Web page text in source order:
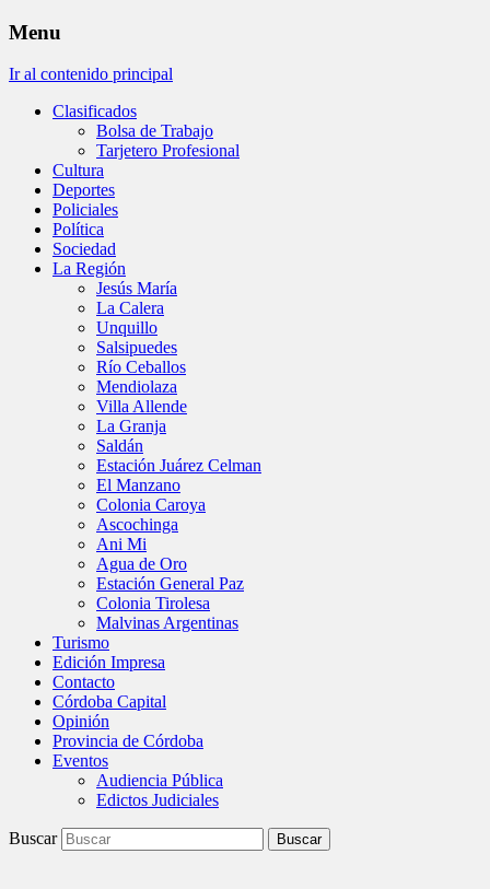
Menu
Ir al contenido principal
Clasificados
Bolsa de Trabajo
Tarjetero Profesional
Cultura
Deportes
Policiales
Política
Sociedad
La Región
Jesús María
La Calera
Unquillo
Salsipuedes
Río Ceballos
Mendiolaza
Villa Allende
La Granja
Saldán
Estación Juárez Celman
El Manzano
Colonia Caroya
Ascochinga
Ani Mi
Agua de Oro
Estación General Paz
Colonia Tirolesa
Malvinas Argentinas
Turismo
Edición Impresa
Contacto
Córdoba Capital
Opinión
Provincia de Córdoba
Eventos
Audiencia Pública
Edictos Judiciales
Buscar